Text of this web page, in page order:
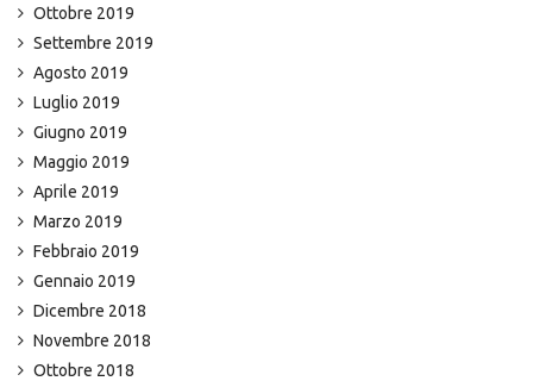
Ottobre 2019
Settembre 2019
Agosto 2019
Luglio 2019
Giugno 2019
Maggio 2019
Aprile 2019
Marzo 2019
Febbraio 2019
Gennaio 2019
Dicembre 2018
Novembre 2018
Ottobre 2018